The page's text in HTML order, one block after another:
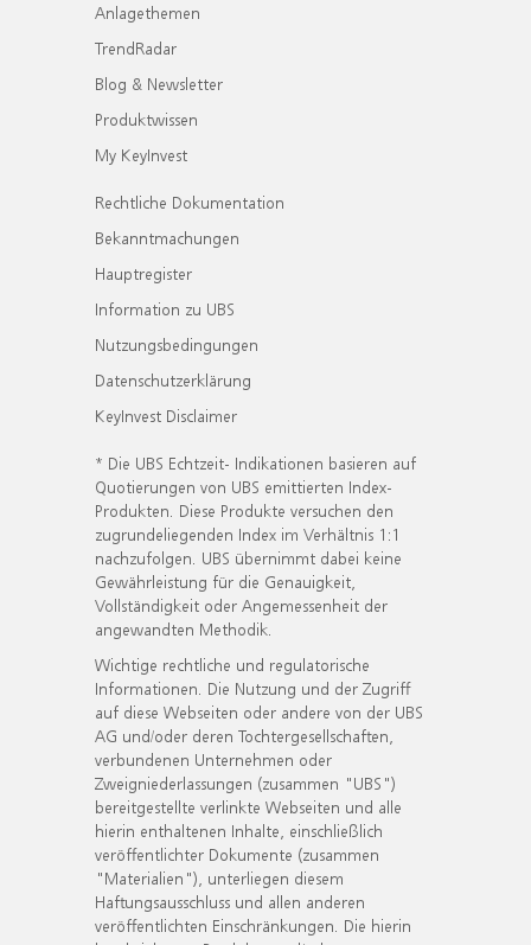
Anlagethemen
TrendRadar
Blog & Newsletter
Produktwissen
My KeyInvest
Rechtliche Dokumentation
Bekanntmachungen
Hauptregister
Information zu UBS
Nutzungsbedingungen
Datenschutzerklärung
KeyInvest Disclaimer
* Die UBS Echtzeit- Indikationen basieren auf
Quotierungen von UBS emittierten Index-
Produkten. Diese Produkte versuchen den
zugrundeliegenden Index im Verhältnis 1:1
nachzufolgen. UBS übernimmt dabei keine
Gewährleistung für die Genauigkeit,
Vollständigkeit oder Angemessenheit der
angewandten Methodik.
Wichtige rechtliche und regulatorische
Informationen. Die Nutzung und der Zugriff
auf diese Webseiten oder andere von der UBS
AG und/oder deren Tochtergesellschaften,
verbundenen Unternehmen oder
Zweigniederlassungen (zusammen "UBS")
bereitgestellte verlinkte Webseiten und alle
hierin enthaltenen Inhalte, einschließlich
veröffentlichter Dokumente (zusammen
"Materialien"), unterliegen diesem
Haftungsausschluss und allen anderen
veröffentlichten Einschränkungen. Die hierin